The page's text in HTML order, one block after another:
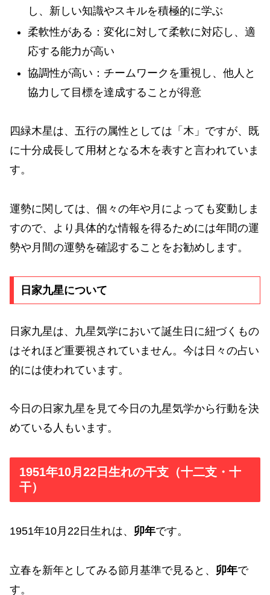
し、新しい知識やスキルを積極的に学ぶ
柔軟性がある：変化に対して柔軟に対応し、適
応する能力が高い
協調性が高い：チームワークを重視し、他人と
協力して目標を達成することが得意
四緑木星は、五行の属性としては「木」ですが、既
に十分成長して用材となる木を表すと言われていま
す。
運勢に関しては、個々の年や月によっても変動しま
すので、より具体的な情報を得るためには年間の運
勢や月間の運勢を確認することをお勧めします。
日家九星について
日家九星は、九星気学において誕生日に紐づくもの
はそれほど重要視されていません。今は日々の占い
的には使われています。
今日の日家九星を見て今日の九星気学から行動を決
めている人もいます。
1951年10月22日生れの干支（十二支・十
干）
1951年10月22日生れは、 卯年です。
立春を新年としてみる節月基準で見ると、 卯年で
す。